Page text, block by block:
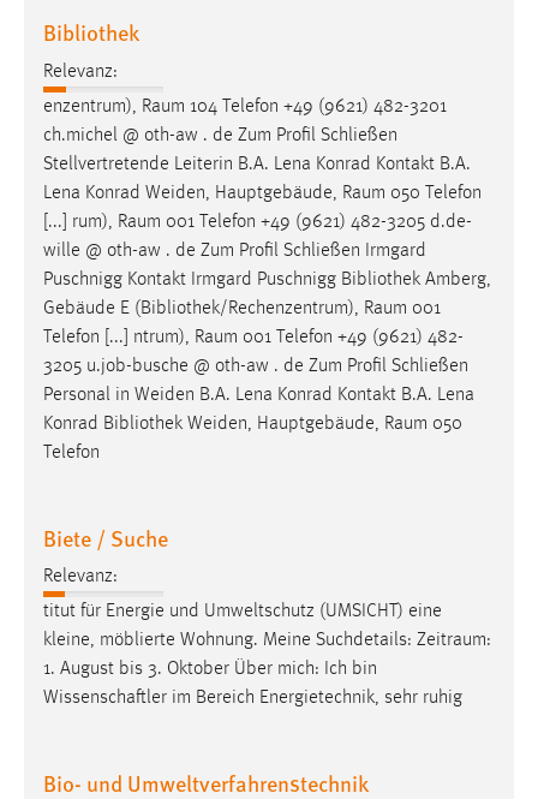
Bibliothek
Relevanz:
enzentrum), Raum 104 Telefon +49 (9621) 482-3201
ch.michel @ oth-aw . de Zum Profil Schließen
Stellvertretende Leiterin B.A. Lena Konrad Kontakt B.A.
Lena Konrad Weiden, Hauptgebäude, Raum 050 Telefon
[...] rum), Raum 001 Telefon +49 (9621) 482-3205 d.de-
wille @ oth-aw . de Zum Profil Schließen Irmgard
Puschnigg Kontakt Irmgard Puschnigg Bibliothek Amberg,
Gebäude E (Bibliothek/Rechenzentrum), Raum 001
Telefon [...] ntrum), Raum 001 Telefon +49 (9621) 482-
3205 u.job-busche @ oth-aw . de Zum Profil Schließen
Personal in Weiden B.A. Lena Konrad Kontakt B.A. Lena
Konrad Bibliothek Weiden, Hauptgebäude, Raum 050
Telefon
Biete / Suche
Relevanz:
titut für Energie und Umweltschutz (UMSICHT) eine
kleine, möblierte Wohnung. Meine Suchdetails: Zeitraum:
1. August bis 3. Oktober Über mich: Ich bin
Wissenschaftler im Bereich Energietechnik, sehr ruhig
Bio- und Umweltverfahrenstechnik